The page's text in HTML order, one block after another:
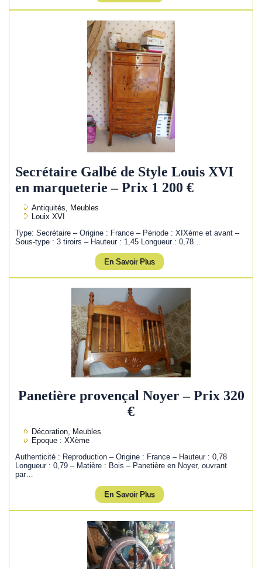
Secrétaire Galbé de Style Louis XVI
en marqueterie – Prix 1 200 €
Antiquités, Meubles
Louix XVI
Type: Secrétaire – Origine : France – Période : XIXème et avant –
Sous-type : 3 tiroirs – Hauteur : 1,45 Longueur : 0,78…
En Savoir Plus
Panetière provençal Noyer – Prix 320
€
Décoration, Meubles
Epoque : XXème
Authenticité : Reproduction – Origine : France – Hauteur : 0,78
Longueur : 0,79 – Matière : Bois – Panetière en Noyer, ouvrant
par…
En Savoir Plus